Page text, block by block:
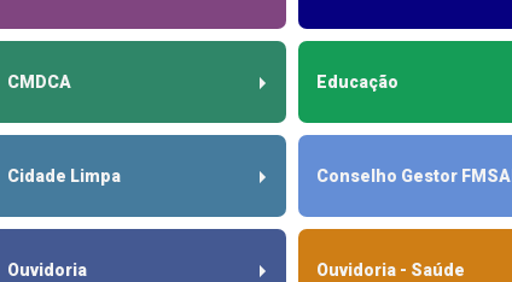
CMDCA Educação
Cidade Limpa Conselho Gestor FMSAI
Ouvidoria Ouvidoria - Saúde